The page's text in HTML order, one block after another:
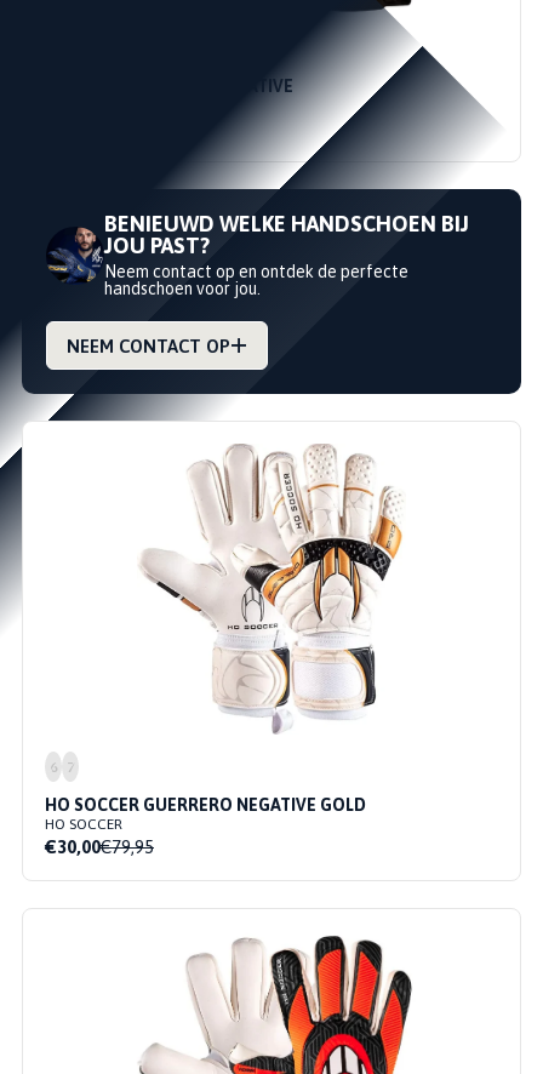
HO SOCCER ESKUDO NEGATIVE
BENIEUWD WELKE HANDSCHOEN BIJ
JOU PAST?
Neem contact op en ontdek de perfecte
handschoen voor jou.
NEEM CONTACT OP
6 7
HO SOCCER GUERRERO NEGATIVE GOLD
HO SOCCER
€30,00€79,95